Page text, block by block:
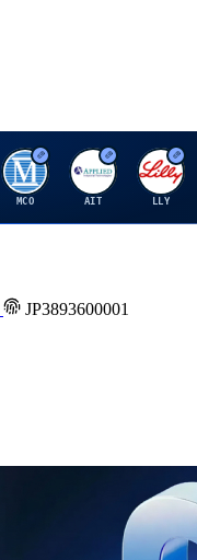
M
MCO
A
AIT
E
LLY
JP3893600001